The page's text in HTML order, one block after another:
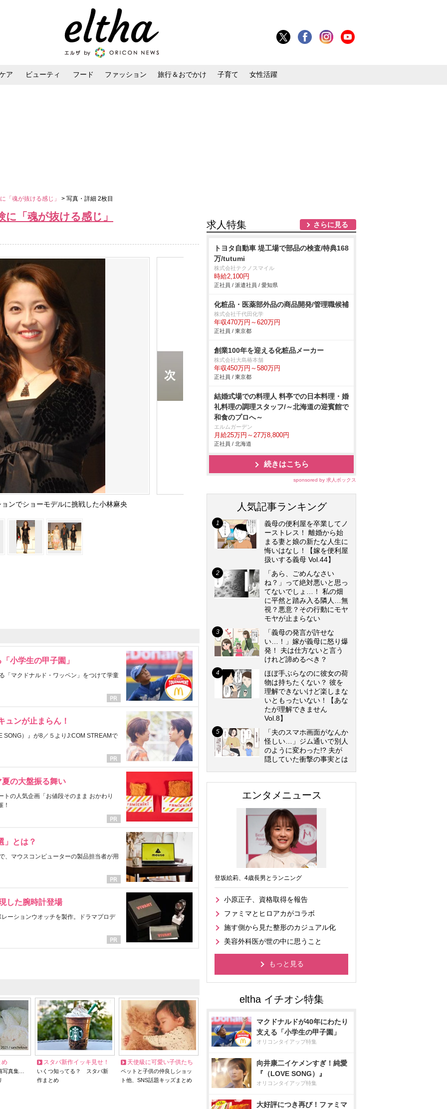
ア ビューティ フード ファッション 旅行＆おでかけ 子育て 女性活躍
「魂が抜ける感じ」 > 写真・詳細 2枚目
「魂が抜ける感じ」
ンでショーモデルに挑戦した小林麻央
小学生の甲子園」
「マクドナルド・ワッペン」をつけて学童
ュンが止まらん！
SONG）』が8／５よりJ:COM STREAMで
の大盤振る舞い
の人気企画「お値段そのまま おかわり
！
」とは？
、マウスコンピューターの製品担当者が用
した腕時計登場
ーションウオッチを製作。ドラマプロデ
め
写真集…
スタバ新作イッキ見せ！
いくつ知ってる？ スタバ新
作まとめ
天使級に可愛い子供たち
ペットと子供の仲良しショッ
ト他、SNS話題キッズまとめ
求人特集 さらに見る
トヨタ自動車 堤工場で部品の検査/特典168
万/tutumi
株式会社テクノスマイル
時給2,100円
正社員 / 派遣社員 / 愛知県
化粧品・医薬部外品の商品開発/管理職候補
株式会社千代田化学
年収470万円～620万円
正社員 / 東京都
創業100年を迎える化粧品メーカー
株式会社大島椿本舗
年収450万円～580万円
正社員 / 東京都
結婚式場での料理人 料亭での日本料理・婚
礼料理の調理スタッフ/～北海道の迎賓館で
和食のプロへ～
エルムガーデン
月給25万円～27万8,800円
正社員 / 北海道
続きはこちら
sponsored by 求人ボックス
人気記事ランキング
義母の便利屋を卒業してノ
ーストレス！ 離婚から始
まる妻と娘の新たな人生に
悔いはなし！【嫁を便利屋
扱いする義母 Vol.44】
「あら、ごめんなさい
ね？」って絶対悪いと思っ
てないでしょ…！ 私の畑
に平然と踏み入る隣人…無
視？悪意？その行動にモヤ
モヤが止まらない
「義母の発言が許せな
い…！」嫁が義母に怒り爆
発！ 夫は仕方ないと言う
けれど諦めるべき？
ほぼ手ぶらなのに彼女の荷
物は持ちたくない？ 彼を
理解できないけど楽しまな
いともったいない！【あな
たが理解できません
Vol.8】
「夫のスマホ画面がなんか
怪しい…」ジム通いで別人
のように変わった!? 夫が
隠していた衝撃の事実とは
エンタメニュース
登坂絵莉、4歳長男とランニング
小原正子、資格取得を報告
ファミマとヒロアカがコラボ
施す側から見た整形のカジュアル化
美容外科医が世の中に思うこと
もっと見る
マクドナルドが40年にわたり
支える「小学生の甲子園」
オリコンタイアップ特集
向井康二イケメンすぎ！純愛
『（LOVE SONG）』
オリコンタイアップ特集
大好評につき再び！ファミマ